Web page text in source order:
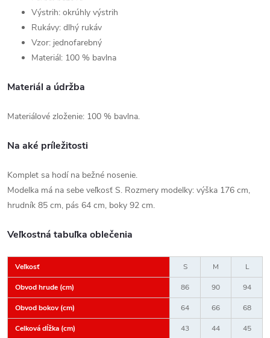
Výstrih: okrúhly výstrih
Rukávy: dlhý rukáv
Vzor: jednofarebný
Materiál: 100 % bavlna
Materiál a údržba
Materiálové zloženie: 100 % bavlna.
Na aké príležitosti
Komplet sa hodí na bežné nosenie.
Modelka má na sebe veľkosť S. Rozmery modelky: výška 176 cm,
hrudník 85 cm, pás 64 cm, boky 92 cm.
Veľkostná tabuľka oblečenia
Veľkosť S M L
Obvod hrude (cm) 86 90 94
Obvod bokov (cm) 64 66 68
Celková dĺžka (cm) 43 44 45